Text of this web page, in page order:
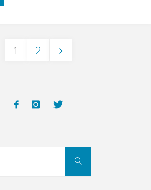
por
1 2
Search